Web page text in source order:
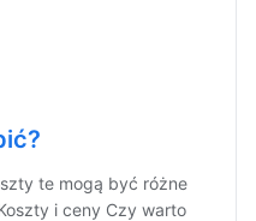
te mogą być różne
i ceny Czy warto